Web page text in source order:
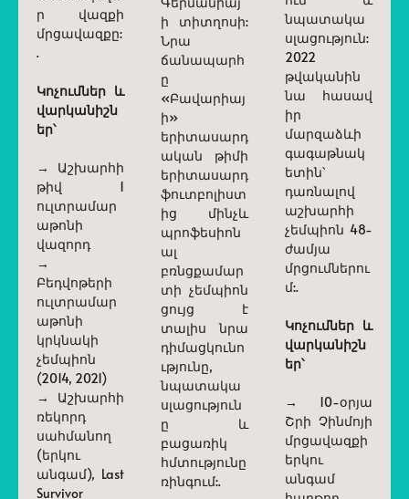
ր վազքի
մրցավազքը:
.
Կոչումներ և
վարկանիշն
եր՝
→ Աշխարհի
թիվ 1
ուլտրամար
աթոնի
վազորդ
→
Բեդվոթերի
ուլտրամար
աթոնի
կրկնակի
չեմպիոն
(2014, 2021)
→ Աշխարհի
ռեկորդ
սահմանող
(երկու
անգամ), Last
Survivor
ի տիտղոսի:
Նրա
ճանապարհ
ը
«Բավարիայ
ի»
երիտասարդ
ական թիմի
երիտասարդ
ֆուտբոլիստ
ից մինչև
պրոֆեսիոն
ալ
բռնցքամար
տի չեմպիոն
ցույց է
տալիս նրա
դիմացկունո
ւթյունը,
նպատակա
սլացություն
ը և
բացառիկ
հմտությունը
ռինգում:.
նպատակա
սլացություն:
2022
թվականին
նա հասավ
իր
մարզաձևի
գագաթնակ
ետին՝
դառնալով
աշխարհի
չեմպիոն 48-
ժամյա
մրցումներու
մ:.
Կոչումներ և
վարկանիշն
եր՝
→ 10-օրյա
Շրի Չինմոյի
մրցավազքի
երկու
անգամ